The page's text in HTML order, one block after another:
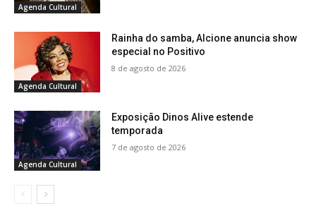
Agenda Cultural
Agenda Cultural
Rainha do samba, Alcione anuncia show
especial no Positivo
8 de agosto de 2026
Agenda Cultural
Exposição Dinos Alive estende
temporada
7 de agosto de 2026